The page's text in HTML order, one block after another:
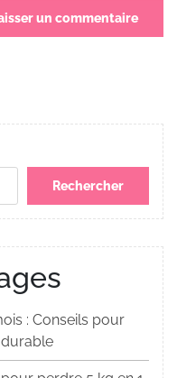
Rechercher
: Conseils pour